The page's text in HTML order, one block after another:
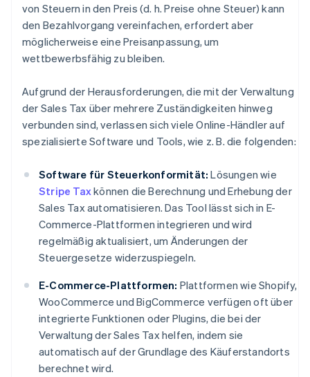
von Steuern in den Preis (d. h. Preise ohne Steuer) kann
den Bezahlvorgang vereinfachen, erfordert aber
möglicherweise eine Preisanpassung, um
wettbewerbsfähig zu bleiben.
Aufgrund der Herausforderungen, die mit der Verwaltung
der Sales Tax über mehrere Zuständigkeiten hinweg
verbunden sind, verlassen sich viele Online-Händler auf
spezialisierte Software und Tools, wie z. B. die folgenden:
Software für Steuerkonformität: Lösungen wie
Stripe Taxkönnen die Berechnung und Erhebung der
Sales Tax automatisieren. Das Tool lässt sich in E-
Commerce-Plattformen integrieren und wird
regelmäßig aktualisiert, um Änderungen der
Steuergesetze widerzuspiegeln.
E-Commerce-Plattformen: Plattformen wie Shopify,
WooCommerce und BigCommerce verfügen oft über
integrierte Funktionen oder Plugins, die bei der
Verwaltung der Sales Tax helfen, indem sie
automatisch auf der Grundlage des Käuferstandorts
berechnet wird.